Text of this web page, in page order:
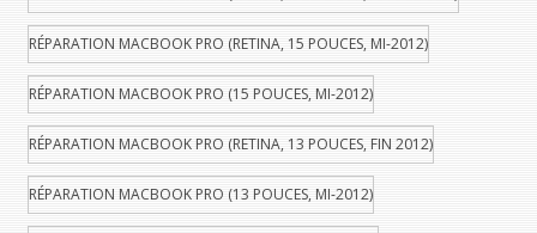
RÉPARATION MACBOOK PRO (RETINA, 15 POUCES, MI-2012)
RÉPARATION MACBOOK PRO (15 POUCES, MI-2012)
RÉPARATION MACBOOK PRO (RETINA, 13 POUCES, FIN 2012)
RÉPARATION MACBOOK PRO (13 POUCES, MI-2012)